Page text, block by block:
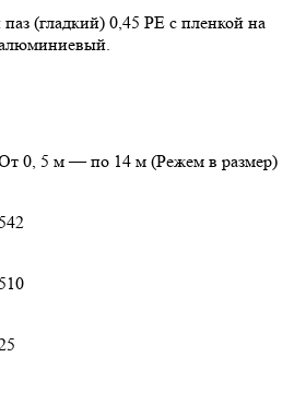
(гладкий) 0,45 PE с пленкой на
0, 5 м — по 14 м (Режем в размер)
542
510